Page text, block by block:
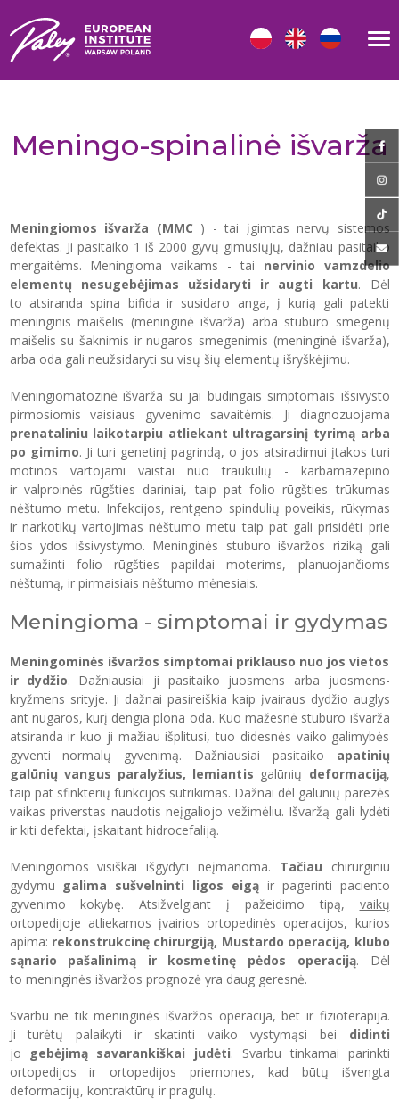
Meningo-spinalinė išvarža
Meningiomos išvarža (MMC ) - tai įgimtas nervų sistemos
defektas. Ji pasitaiko 1 iš 2000 gyvų gimusiųjų, dažniau pasitaiko
mergaitėms. Meningioma vaikams - tai nervinio vamzdelio
elementų nesugebėjimas užsidaryti ir augti kartu. Dėl
to atsiranda spina bifida ir susidaro anga, į kurią gali patekti
meninginis maišelis (meninginė išvarža) arba stuburo smegenų
maišelis su šaknimis ir nugaros smegenimis (meninginė išvarža),
arba oda gali neužsidaryti su visų šių elementų išryškėjimu.
Meningiomatozinė išvarža su jai būdingais simptomais išsivysto
pirmosiomis vaisiaus gyvenimo savaitėmis. Ji diagnozuojama
prenataliniu laikotarpiu atliekant ultragarsinį tyrimą arba
po gimimo. Ji turi genetinį pagrindą, o jos atsiradimui įtakos turi
motinos vartojami vaistai nuo traukulių - karbamazepino
ir valproinės rūgšties dariniai, taip pat folio rūgšties trūkumas
nėštumo metu. Infekcijos, rentgeno spindulių poveikis, rūkymas
ir narkotikų vartojimas nėštumo metu taip pat gali prisidėti prie
šios ydos išsivystymo. Meninginės stuburo išvaržos riziką gali
sumažinti folio rūgšties papildai moterims, planuojančioms
nėštumą, ir pirmaisiais nėštumo mėnesiais.
Meningioma - simptomai ir gydymas
Meningominės išvaržos simptomai priklauso nuo jos vietos
ir dydžio. Dažniausiai ji pasitaiko juosmens arba juosmens-
kryžmens srityje. Ji dažnai pasireiškia kaip įvairaus dydžio auglys
ant nugaros, kurį dengia plona oda. Kuo mažesnė stuburo išvarža
atsiranda ir kuo ji mažiau išplitusi, tuo didesnės vaiko galimybės
gyventi normalų gyvenimą. Dažniausiai pasitaiko apatinių
galūnių vangus paralyžius, lemiantis galūnių deformaciją,
taip pat sfinkterių funkcijos sutrikimas. Dažnai dėl galūnių parezės
vaikas priverstas naudotis neįgaliojo vežimėliu. Išvaržą gali lydėti
ir kiti defektai, įskaitant hidrocefaliją.
Meningiomos visiškai išgydyti neįmanoma. Tačiau chirurginiu
gydymu galima sušvelninti ligos eigąir pagerinti paciento
gyvenimo kokybę. Atsižvelgiant į pažeidimo tipą, vaikų
ortopedijoje atliekamos įvairios ortopedinės operacijos, kurios
apima: rekonstrukcinę chirurgiją, Mustardo operaciją, klubo
sąnario pašalinimą ir kosmetinę pėdos operaciją. Dėl
to meninginės išvaržos prognozė yra daug geresnė.
Svarbu ne tik meninginės išvaržos operacija, bet ir fizioterapija.
Ji turėtų palaikyti ir skatinti vaiko vystymąsi bei didinti
jo
gebėjimą savarankiškai judėti. Svarbu tinkamai parinkti
ortopedijos ir ortopedijos priemones, kad būtų išvengta
deformacijų, kontraktūrų ir pragulų.